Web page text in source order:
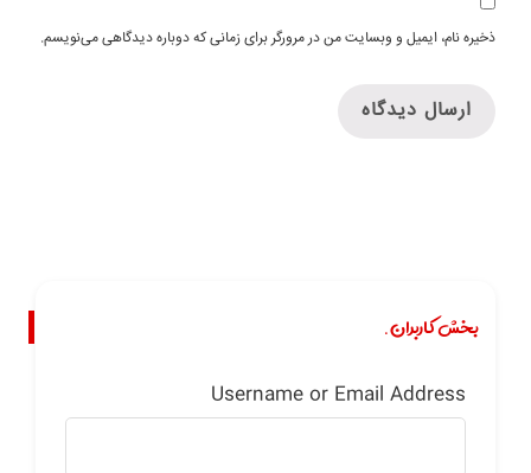
ذخیره نام، ایمیل و وبسایت من در مرورگر برای زمانی که دوباره دیدگاهی می‌نویسم.
بخش کاربران.
Username or Email Address